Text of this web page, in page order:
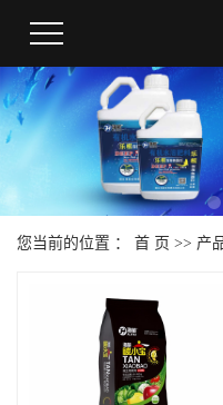
您当前的位置 ： 首 页 >> 产